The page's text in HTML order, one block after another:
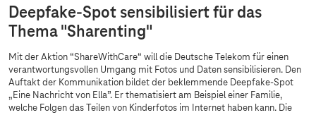
Deepfake-Spot sensibilisiert für das
Thema "Sharenting"
Mit der Aktion “ShareWithCare“ will die Deutsche Telekom für einen
verantwortungsvollen Umgang mit Fotos und Daten sensibilisieren. Den
Auftakt der Kommunikation bildet der beklemmende Deepfake-Spot
„Eine Nachricht von Ella”. Er thematisiert am Beispiel einer Familie,
welche Folgen das Teilen von Kinderfotos im Internet haben kann. Die